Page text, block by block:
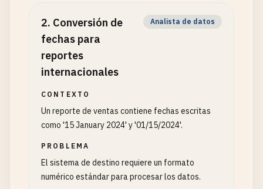
2. Conversión de
fechas para
reportes
internacionales
Analista de datos
CONTEXTO
Un reporte de ventas contiene fechas escritas
como '15 January 2024' y '01/15/2024'.
PROBLEMA
El sistema de destino requiere un formato
numérico estándar para procesar los datos.